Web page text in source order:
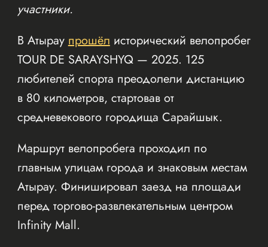
участники.
В Атыраупрошёлисторический велопробег
TOUR DE SARAYSHYQ — 2025. 125
любителей спорта преодолели дистанцию
в 80 километров, стартовав от
средневекового городища Сарайшык.
Маршрут велопробега проходил по
главным улицам города и знаковым местам
Атырау. Финишировал заезд на площади
перед торгово-развлекательным центром
Infinity Mall.